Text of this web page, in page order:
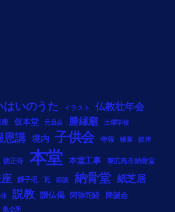
はいのうた イラスト
仏教壮年会
仮本堂 元旦会 勝縁廟 土曜学校
恩講 境内 子供会 寺報 幔幕 彼岸
徳正寺 本堂 本堂工事 東広島市納骨堂
獅子吼 瓦 節談 納骨堂 紙芝居
説教 讃仏偈 阿弥陀経 降誕会
集会所